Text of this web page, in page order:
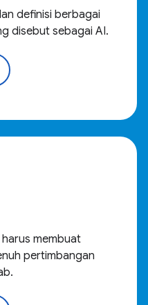
definisi berbagai
disebut sebagai AI.
membuat
pertimbangan